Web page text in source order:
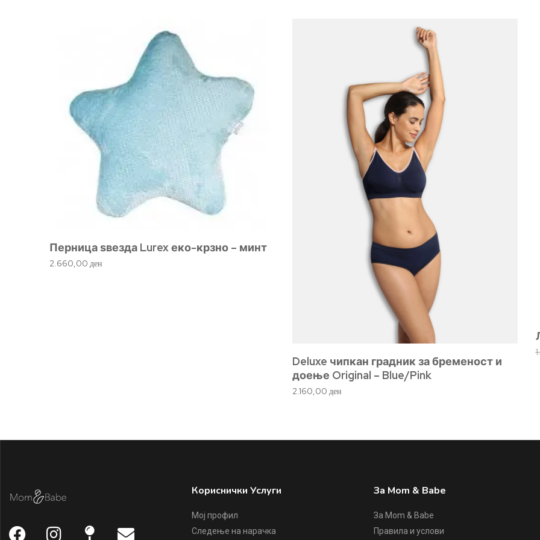
Перница ѕвезда Lurex еко-крзно – минт
2.660,00ден
Deluxe чипкан градник за бременост и
доење Original – Blue/Pink
2.160,00 ден
Кориснички Услуги
Мој профил
Следење на нарачка
За Mom & Babe
За Mom & Babe
Правила и услови